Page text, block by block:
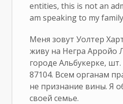
entities, this is not an
am speaking to my
Меня зовут Уолтер
живу на Негра Арройо
городе Альбукерке,
87104. Всем органам
не признание вины. Я
своей семье.